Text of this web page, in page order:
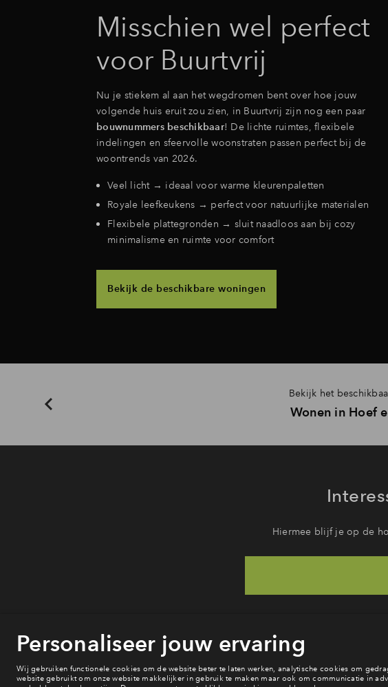
Misschien wel perfect
voor Buurtvrij
Nu je stiekem al aan het wegdromen bent over hoe jouw
volgende huis eruit zou zien, in Buurtvrij zijn nog een paar
bouwnummers beschikbaar! De lichte ruimtes, flexibele
indelingen en sfeervolle woonstraten passen perfect bij de
woontrends van 2026.
Veel licht → ideaal voor warme kleurenpaletten
Royale leefkeukens → perfect voor natuurlijke materialen
Flexibele plattegronden → sluit naadloos aan bij cozy
minimalisme en ruimte voor comfort
Bekijk de beschikbare woningen
Bekijk het
Wonen in Hoef
Hiermee blijf je op de